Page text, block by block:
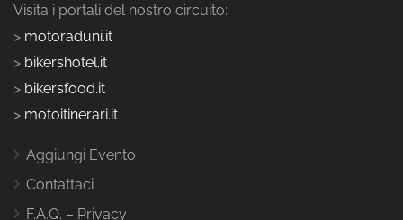
Visita i portali del nostro circuito:
> motoraduni.it
> bikershotel.it
> bikersfood.it
> motoitinerari.it
Aggiungi Evento
Contattaci
F.A.Q. – Privacy